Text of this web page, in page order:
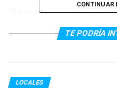
El secretario de Desarrollo
edición decimotercera de
de productos, muchos de
CONTINUAR
TE PODRÍA
LOCALES